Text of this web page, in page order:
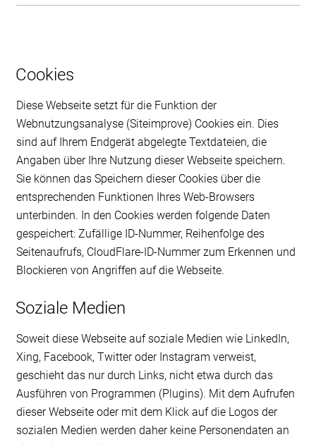
Cookies
Diese Webseite setzt für die Funktion der
Webnutzungsanalyse (Siteimprove) Cookies ein. Dies
sind auf Ihrem Endgerät abgelegte Textdateien, die
Angaben über Ihre Nutzung dieser Webseite speichern.
Sie können das Speichern dieser Cookies über die
entsprechenden Funktionen Ihres Web-Browsers
unterbinden. In den Cookies werden folgende Daten
gespeichert: Zufällige ID-Nummer, Reihenfolge des
Seitenaufrufs, CloudFlare-ID-Nummer zum Erkennen und
Blockieren von Angriffen auf die Webseite.
Soziale Medien
Soweit diese Webseite auf soziale Medien wie LinkedIn,
Xing, Facebook, Twitter oder Instagram verweist,
geschieht das nur durch Links, nicht etwa durch das
Ausführen von Programmen (Plugins). Mit dem Aufrufen
dieser Webseite oder mit dem Klick auf die Logos der
sozialen Medien werden daher keine Personendaten an